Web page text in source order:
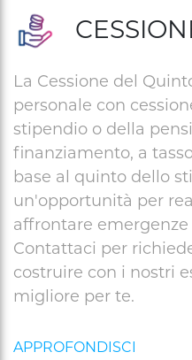
La Cessione del
personale con
stipendio o della
finanziamento, a
base al quinto dello
un'opportunità per
affrontare
Contattaci per
costruire con i nostri
migliore per te.